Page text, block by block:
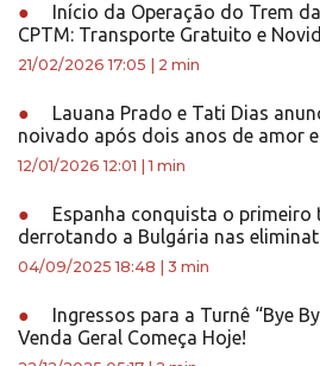
●
Início da Operação do Trem
CPTM: Transporte Gratuito e
21/02/2026 17:05 2 min
●
Lauana Prado e Tati Dias
noivado após dois anos de amor
12/01/2026 12:01 |1 min
●
Espanha conquista o
derrotando a Bulgária nas
04/09/2025 18:48 3 min
●
Ingressos para a Turnê “Bye
Venda Geral Começa Hoje!